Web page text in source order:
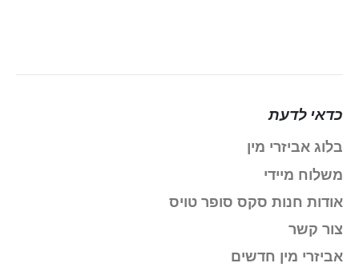
כדאי לדעת
בלוג אביזרי מין
משלוח מיידי
אודות חנות סקס סופר טויס
צור קשר
אביזרי מין חדשים